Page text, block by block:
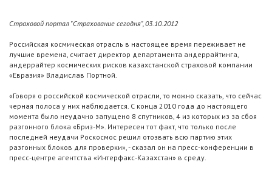
Страховой портал "Страхование сегодня", 03.10.2012
Российская космическая отрасль в настоящее время переживает не
лучшие времена, считает директор департамента андеррайтинга,
андеррайтер космических рисков казахстанской страховой компании
«Евразия» Владислав Портной.
«Говоря о российской космической отрасли, то можно сказать, что сейчас
черная полоса у них наблюдается. С конца 2010 года до настоящего
момента было неудачно запущено 8 спутников, 4 из которых из за сбоя
разгонного блока «Бриз-М». Интересен тот факт, что только после
последней неудачи Роскосмос решил отозвать всю партию этих
разгонных блоков для проверки», - сказал он на пресс-конференции в
пресс-центре агентства «Интерфакс-Казахстан» в среду.